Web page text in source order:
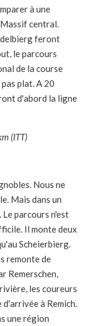
à une
Massif central.
feront
le parcours
de la course
plat. A 20
d'abord la ligne
(ITT)
Nous ne
Mais dans un
parcours n'est
Il monte deux
Scheierbierg.
remonte de
Remerschen,
les coureurs
à Remich.
une région